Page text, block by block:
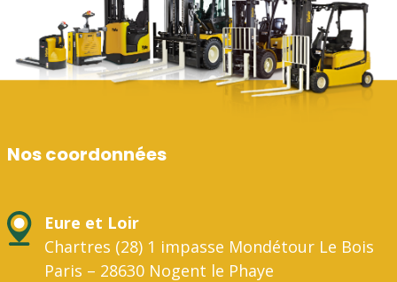
Nos coordonnées
Eure et Loir
Chartres (28) 1 impasse Mondétour Le Bois
Paris – 28630 Nogent le Phaye